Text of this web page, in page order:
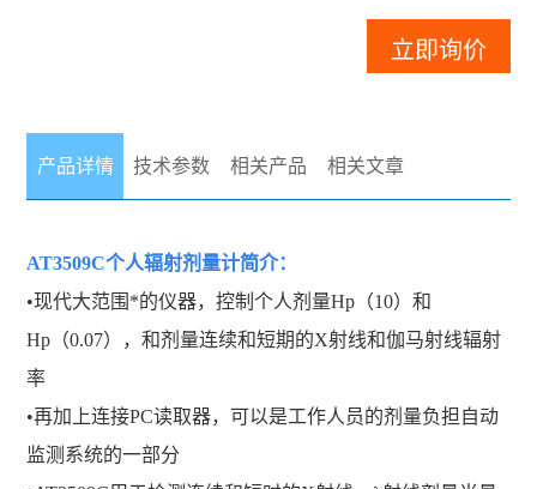
立即询价
产品详情 技术参数 相关产品 相关文章
AT3509C个人辐射剂量计简介：
•现代大范围*的仪器，控制个人剂量Hp（10）和
Hp（0.07），和剂量连续和短期的X射线和伽马射线辐射
率
•再加上连接PC读取器，可以是工作人员的剂量负担自动
监测系统的一部分